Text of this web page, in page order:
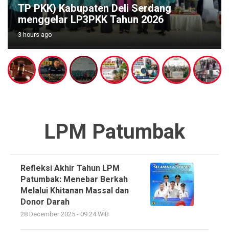
TP PKK) Kabupaten Deli Serdang
menggelar LP3PKK Tahun 2026
3 hours ago
LPM Patumbak
Refleksi Akhir Tahun LPM
Patumbak: Menebar Berkah
Melalui Khitanan Massal dan
Donor Darah
28 December 2025 - 09:24 WIB